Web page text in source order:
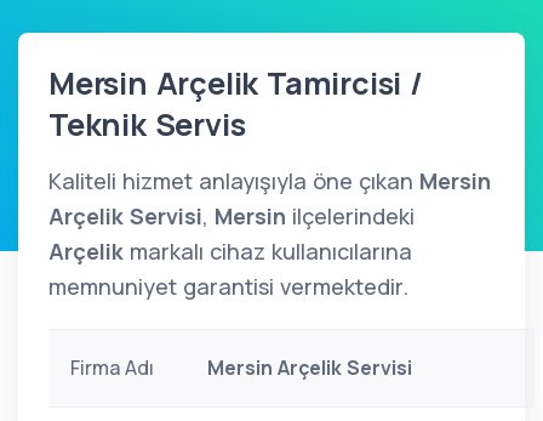
Mersin Arçelik Tamircisi /
Teknik Servis
Kaliteli hizmet anlayışıyla öne çıkan Mersin
Arçelik Servisi, Mersin ilçelerindeki
Arçelik markalı cihaz kullanıcılarına
memnuniyet garantisi vermektedir.
Firma Adı Mersin Arçelik Servisi